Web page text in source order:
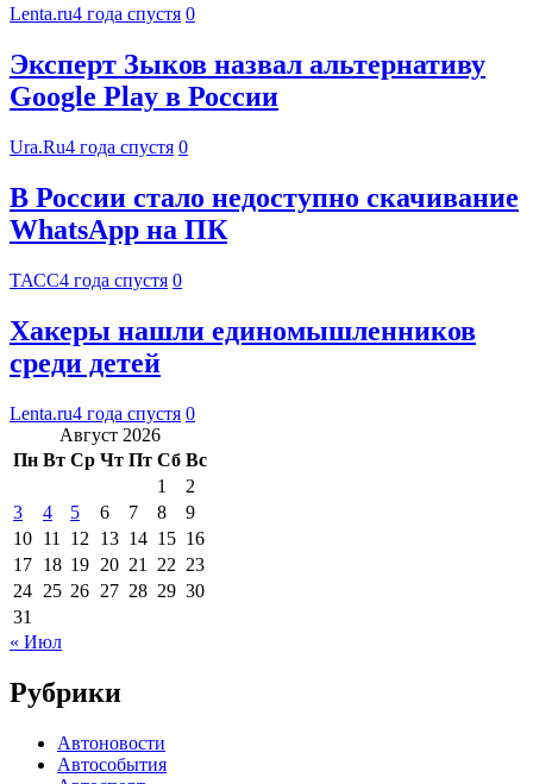
Lenta.ru4 года спустя 0
Эксперт Зыков назвал альтернативу
Google Play в России
Ura.Ru4 года спустя 0
В России стало недоступно скачивание
WhatsApp на ПК
ТАСС4 года спустя 0
Хакеры нашли единомышленников
среди детей
Lenta.ru4 года спустя 0
Август 2026
Пн Вт Ср Чт Пт Сб Вс
1
2
3
4 5 6 7 8
9
10 11 12 13 14 15 16
17 18 19 20 21 22 23
24 25 26 27 28 29 30
31
« Июл
Рубрики
Автоновости
Автособытия